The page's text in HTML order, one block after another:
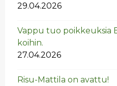
29.04.2026
Vappu tuo poik­keuk­sia
koi­hin.
27.04.2026
Risu-Mat­ti­la on avat­tu!